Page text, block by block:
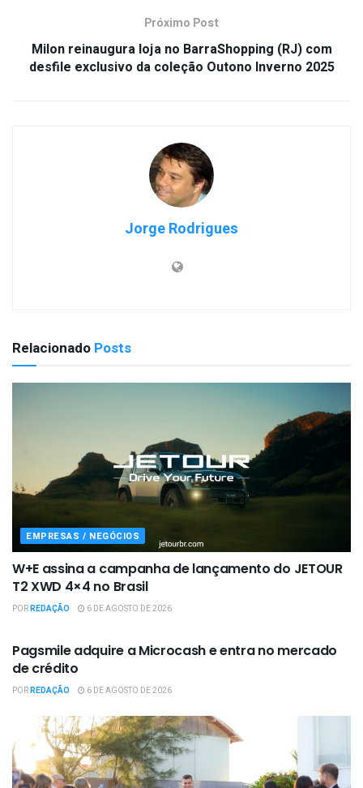
Próximo Post
Milon reinaugura loja no BarraShopping (RJ) com
desfile exclusivo da coleção Outono Inverno 2025
Jorge Rodrigues
Relacionado Posts
EMPRESAS / NEGÓCIOS
W+E assina a campanha de lançamento do JETOUR
T2 XWD 4×4 no Brasil
PORREDAÇÃO 6 DE AGOSTO DE 2026
Pagsmile adquire a Microcash e entra no mercado
de crédito
PORREDAÇÃO 6 DE AGOSTO DE 2026